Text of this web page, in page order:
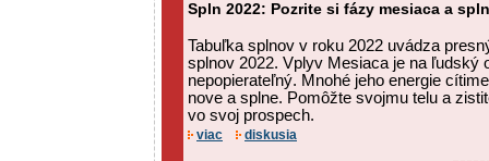
Spln 2022: Pozrite si fázy mesiaca a
Tabuľka splnov v roku 2022 uvádza
splnov 2022. Vplyv Mesiaca je na ľudský
nepopierateľný. Mnohé jeho energie
nove a splne. Pomôžte svojmu telu a
vo svoj prospech.
viac diskusia